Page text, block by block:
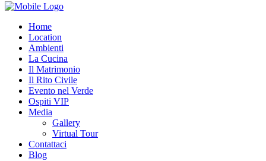
Home
Location
Ambienti
La Cucina
Il Matrimonio
Il Rito Civile
Evento nel Verde
Ospiti VIP
Media
Gallery
Virtual Tour
Contattaci
Blog